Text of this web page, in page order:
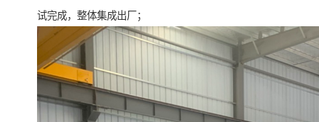
试完成，整体集成出厂；